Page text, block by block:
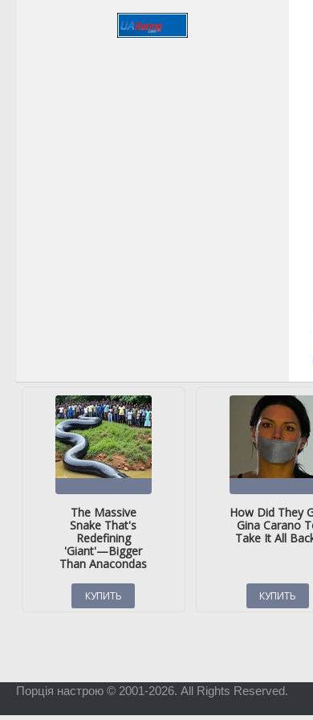
Порція настрою © 2001-2026. All Rights Reserved.